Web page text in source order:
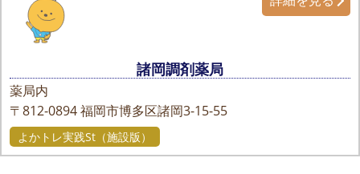
諸岡調剤薬局
薬局内
〒812-0894福岡市博多区諸岡3-15-55
よかトレ実践St（施設版）